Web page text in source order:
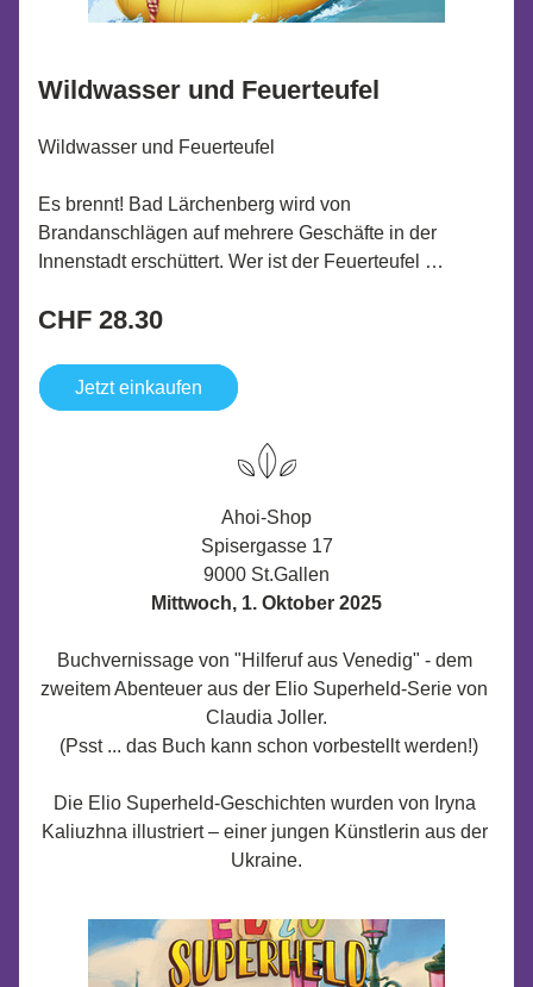
Wildwasser und Feuerteufel
Wildwasser und Feuerteufel
Es brennt! Bad Lärchenberg wird von
Brandanschlägen auf mehrere Geschäfte in der
Innenstadt erschüttert. Wer ist der Feuerteufel …
CHF 28.30
Jetzt einkaufen
Ahoi-Shop
Spisergasse 17
9000 St.Gallen
Mittwoch, 1. Oktober 2025
Buchvernissage von "Hilferuf aus Venedig" - dem
zweitem Abenteuer aus der Elio Superheld-Serie von
Claudia Joller.
(Psst ... das Buch kann schon vorbestellt werden!)
Die Elio Superheld-Geschichten wurden von Iryna
Kaliuzhna illustriert – einer jungen Künstlerin aus der
Ukraine.